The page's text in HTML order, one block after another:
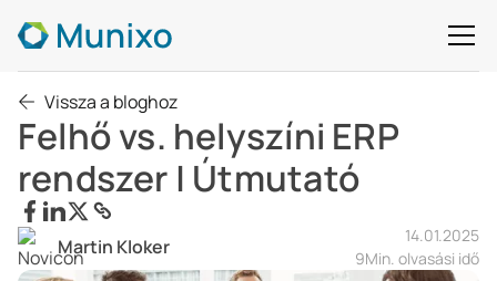
Vissza a bloghoz
Felhő vs. helyszíni ERP
rendszer | Útmutató
Martin Kloker
14.01.2025
9Min. olvasási idő